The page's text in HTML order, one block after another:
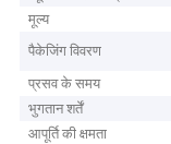
मूल्य
पैकेजिंग विवरण
प्रसव के समय
भुगतान शर्तें
आपूर्ति की क्षमता